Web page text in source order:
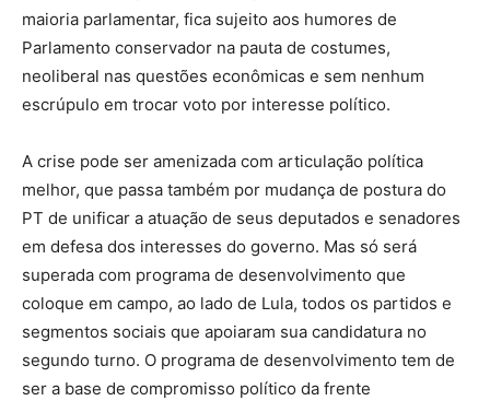
maioria parlamentar, fica sujeito aos humores de
Parlamento conservador na pauta de costumes,
neoliberal nas questões econômicas e sem nenhum
escrúpulo em trocar voto por interesse político.
A crise pode ser amenizada com articulação política
melhor, que passa também por mudança de postura do
PT de unificar a atuação de seus deputados e senadores
em defesa dos interesses do governo. Mas só será
superada com programa de desenvolvimento que
coloque em campo, ao lado de Lula, todos os partidos e
segmentos sociais que apoiaram sua candidatura no
segundo turno. O programa de desenvolvimento tem de
ser a base de compromisso político da frente